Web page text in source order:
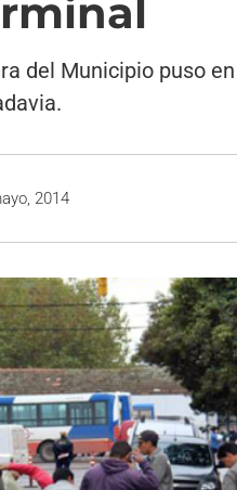
del Municipio puso
2014